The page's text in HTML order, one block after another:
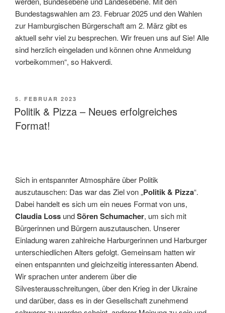
Bundestagswahlen am 23. Februar 2025 und den Wahlen
zur Hamburgischen Bürgerschaft am 2. März gibt es
aktuell sehr viel zu besprechen. Wir freuen uns auf Sie! Alle
sind herzlich eingeladen und können ohne Anmeldung
vorbeikommen“, so Hakverdi.
VERÖFFENTLICHT
AM
5. FEBRUAR 2023
Politik & Pizza – Neues erfolgreiches
Format!
Sich in entspannter Atmosphäre über Politik
auszutauschen: Das war das Ziel von „Politik & Pizza“.
Dabei handelt es sich um ein neues Format von uns,
Claudia Loss undSören Schumacher, um sich mit
Bürgerinnen und Bürgern auszutauschen. Unserer
Einladung waren zahlreiche Harburgerinnen und Harburger
unterschiedlichen Alters gefolgt. Gemeinsam hatten wir
einen entspannten und gleichzeitig interessanten Abend.
Wir sprachen unter anderem über die
Silvesterausschreitungen, über den Krieg in der Ukraine
und darüber, dass es in der Gesellschaft zunehmend